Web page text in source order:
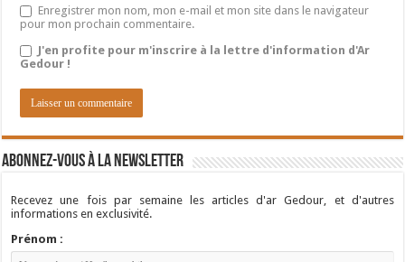
Enregistrer mon nom, mon e-mail et mon site dans le navigateur
pour mon prochain commentaire.
J'en profite pour m'inscrire à la lettre d'information d'Ar
Gedour !
Abonnez-vous à la newsletter
Recevez une fois par semaine les articles d'ar Gedour, et d'autres
informations en exclusivité.
Prénom :